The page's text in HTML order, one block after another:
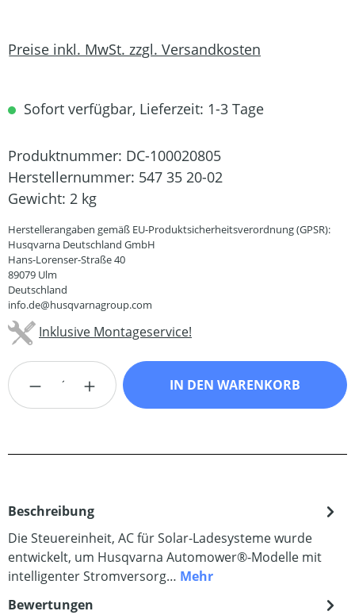
Preise inkl. MwSt. zzgl. Versandkosten
Sofort verfügbar, Lieferzeit: 1-3 Tage
Produktnummer: DC-100020805
Herstellernummer: 547 35 20-02
Gewicht: 2 kg
Herstellerangaben gemäß EU-Produktsicherheitsverordnung (GPSR):
Husqvarna Deutschland GmbH
Hans-Lorenser-Straße 40
89079 Ulm
Deutschland
info.de@husqvarnagroup.com
Inklusive Montageservice!
Produkt Anzahl: Gib den gewünschten
IN DEN WARENKORB
Beschreibung
Die Steuereinheit, AC für Solar-Ladesysteme wurde
entwickelt, um Husqvarna Automower®-Modelle mit
intelligenter Stromversorg… Mehr
Bewertungen